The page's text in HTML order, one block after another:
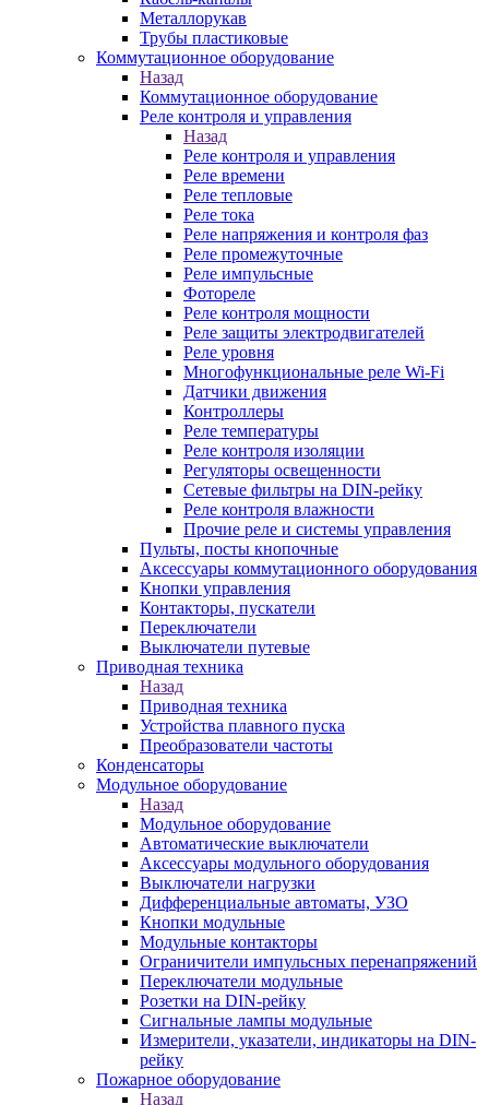
Металлорукав
Трубы пластиковые
Коммутационное оборудование
Назад
Коммутационное оборудование
Реле контроля и управления
Назад
Реле контроля и управления
Реле времени
Реле тепловые
Реле тока
Реле напряжения и контроля фаз
Реле промежуточные
Реле импульсные
Фотореле
Реле контроля мощности
Реле защиты электродвигателей
Реле уровня
Многофункциональные реле Wi-Fi
Датчики движения
Контроллеры
Реле температуры
Реле контроля изоляции
Регуляторы освещенности
Сетевые фильтры на DIN-рейку
Реле контроля влажности
Прочие реле и системы управления
Пульты, посты кнопочные
Аксессуары коммутационного оборудования
Кнопки управления
Контакторы, пускатели
Переключатели
Выключатели путевые
Приводная техника
Назад
Приводная техника
Устройства плавного пуска
Преобразователи частоты
Конденсаторы
Модульное оборудование
Назад
Модульное оборудование
Автоматические выключатели
Аксессуары модульного оборудования
Выключатели нагрузки
Дифференциальные автоматы, УЗО
Кнопки модульные
Модульные контакторы
Ограничители импульсных перенапряжений
Переключатели модульные
Розетки на DIN-рейку
Сигнальные лампы модульные
Измерители, указатели, индикаторы на DIN-
рейку
Пожарное оборудование
Назад